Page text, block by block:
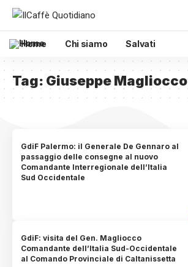
Home Chi siamo Salvati
Tag: Giuseppe Magliocco
GdiF Palermo: il Generale De Gennaro al
passaggio delle consegne al nuovo
Comandante Interregionale dell’Italia
Sud Occidentale
GdiF: visita del Gen. Magliocco
Comandante dell’Italia Sud-Occidentale
al Comando Provinciale di Caltanissetta